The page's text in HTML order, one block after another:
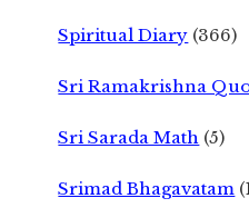
Spiritual Diary (366)
Sri Ramakrishna
Sri Sarada Math (5)
Srimad Bhagavatam